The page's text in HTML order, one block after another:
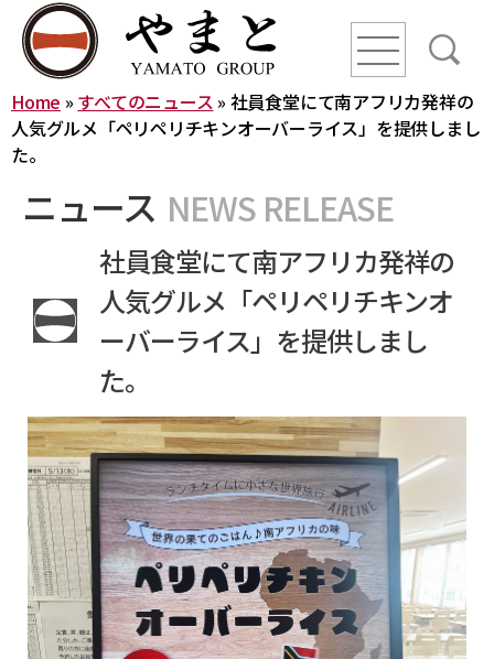
line
line
line
HOME
ニュース
YAMATO WAY
会社概要
やまとグループ株式会社
株式会社大和
株式会社栄食
株式会社ONKURI
株式会社未来への恋文
おふくろの味総合研究所
食品製造品質研究所
株式会社カーチョイス
株式会社COMMON
株式会社UNITY
一般社団法人シニアミール協会
株式会社HAND
株式会社ライクイット
株式会社ファミリア
株式会社NEXT
事業内容
トータルライフスタイル創造事業
農業法人の運営・管理事業
加工製造事業
フードサービス事業
コミュニティ事業
リサーチ・アンド・デベロップメント事業
CSR
健康経営の取り組みについて
採用情報
Home » すべてのニュース » 社員食堂にて南アフリカ発祥の
人気グルメ「ペリペリチキンオーバーライス」を提供しまし
た。
ニュース NEWS RELEASE
社員食堂にて南アフリカ発祥の
人気グルメ「ペリペリチキンオ
ーバーライス」を提供しまし
た。